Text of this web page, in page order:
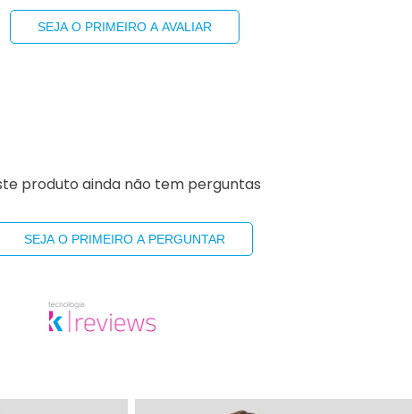
SEJA O PRIMEIRO A AVALIAR
produto ainda não tem perguntas
SEJA O PRIMEIRO A PERGUNTAR